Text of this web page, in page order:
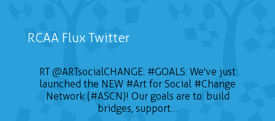
RCAA Flux Twitter
RT@ARTsocialCHANGE: #GOALS: We've just
launched the NEW #Art for Social #Change
Network (#ASCN)! Our goals are to: build
bridges, support…